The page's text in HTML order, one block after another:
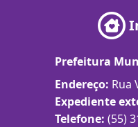
Prefeitura
Endereço: Rua
Expediente
Telefone: (55)